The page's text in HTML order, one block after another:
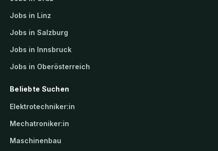
Jobs in Linz
Jobs in Salzburg
Jobs in Innsbruck
Jobs in Oberösterreich
Beliebte Suchen
Elektrotechniker:in
Mechatroniker:in
Maschinenbau